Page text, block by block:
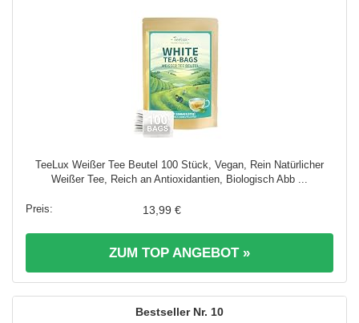
TeeLux Weißer Tee Beutel 100 Stück, Vegan, Rein Natürlicher
Weißer Tee, Reich an Antioxidantien, Biologisch Abb ...
13,99 €
ZUM TOP ANGEBOT »
10